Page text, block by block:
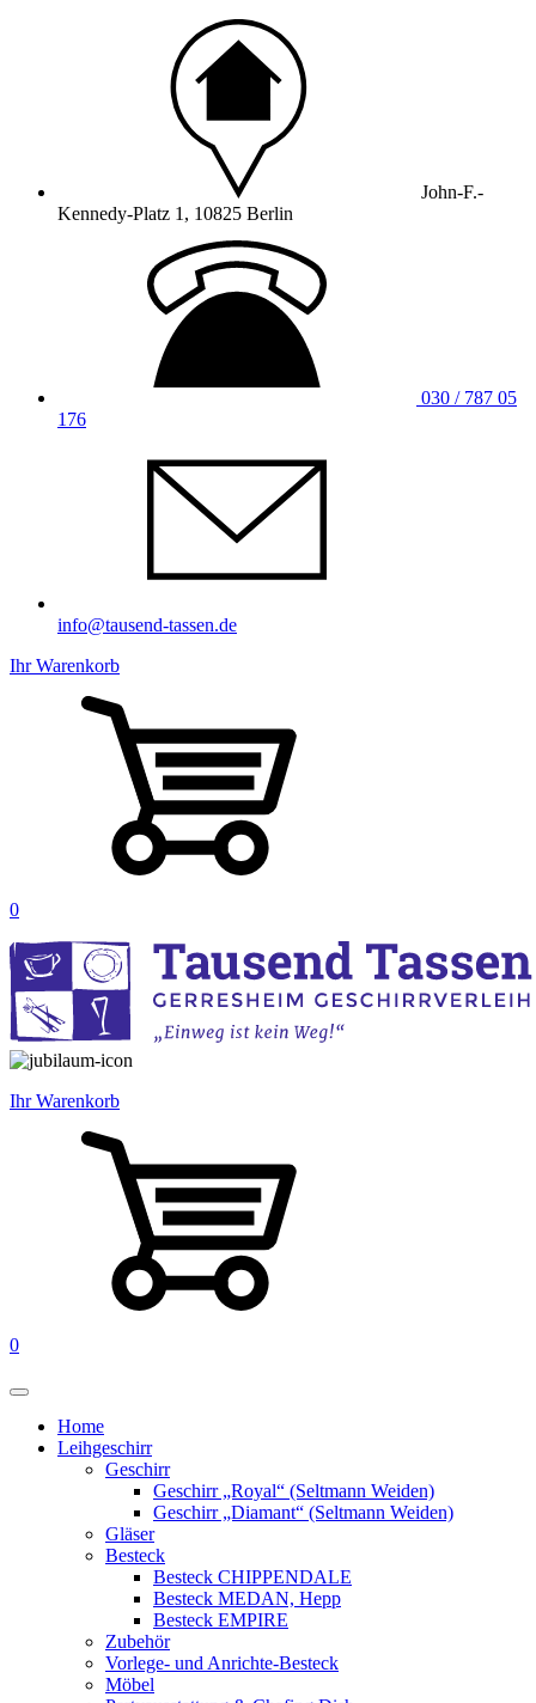
John-F.-
Kennedy-Platz 1, 10825 Berlin
030 / 787 05
176
info@tausend-tassen.de
Ihr Warenkorb
0
Ihr Warenkorb
0
Home
Leihgeschirr
Geschirr
Geschirr „Royal“ (Seltmann Weiden)
Geschirr „Diamant“ (Seltmann Weiden)
Gläser
Besteck
Besteck CHIPPENDALE
Besteck MEDAN, Hepp
Besteck EMPIRE
Zubehör
Vorlege- und Anrichte-Besteck
Möbel